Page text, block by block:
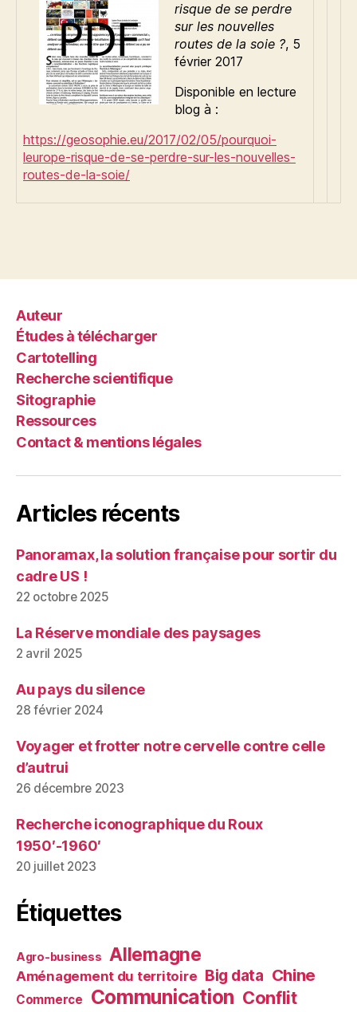
risque de se perdre
sur les nouvelles
routes de la soie ?, 5
février 2017
Disponible en lecture
blog à :
https://geosophie.eu/2017/02/05/pourquoi-
leurope-risque-de-se-perdre-sur-les-nouvelles-
routes-de-la-soie/
Auteur
Études à télécharger
Cartotelling
Recherche scientifique
Sitographie
Ressources
Contact & mentions légales
Articles récents
Panoramax, la solution française pour sortir du
cadre US !
22 octobre 2025
La Réserve mondiale des paysages
2 avril 2025
Au pays du silence
28 février 2024
Voyager et frotter notre cervelle contre celle
d’autrui
26 décembre 2023
Recherche iconographique du Roux
1950′-1960′
20 juillet 2023
Étiquettes
Agro-business Allemagne
Aménagement du territoire Big data Chine
Commerce Communication Conflit